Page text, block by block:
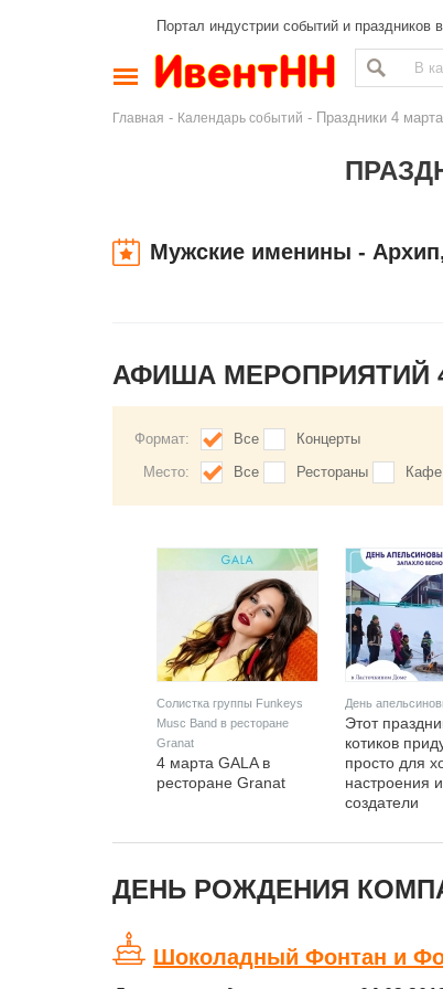
Портал индустрии событий и праздников в
Главная - Календарь событий - Праздники 4
Мужские именины -
АФИША МЕРОПРИЯТИЙ
Формат: Все
Концерты
Место:
Все Рестораны Кафе
Солистка группы Funkeys
Musc Band в ресторане
Granat
4 марта GALA в
ресторане Granat
День
Этот
котиков
просто для
настроения и
создатели
его 4 марта.
ДЕНЬ РОЖДЕНИЯ
Шоколадный Фонтан и